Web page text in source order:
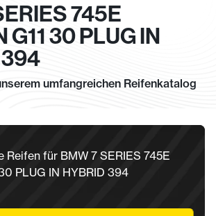
745E
G11 30 PLUG IN
umfangreichen Reifenkatalog
Reifen für BMW 7 SERIES 745E
PLUG IN HYBRID 394